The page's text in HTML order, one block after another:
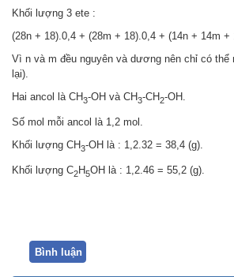
Khối lượng 3 ete :
(28n + 18).0,4 + (28m + 18).0,4 + (14n + 14m +
Vì n và m đều nguyên và dương nên chỉ có
lại).
Hai ancol là CH3-OH và CH3-CH2-OH.
Số mol mỗi ancol là 1,2 mol.
Khối lượng CH3-OH là : 1,2.32 = 38,4 (g).
Khối lượng C2H5OH là : 1,2.46 = 55,2 (g).
Bình luận